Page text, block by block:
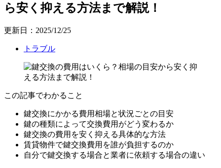
ら安く抑える方法まで解説！
更新日：2025/12/25
トラブル
この記事でわかること
鍵交換にかかる費用相場と状況ごとの目安
鍵の種類によって交換費用がどう変わるか
鍵交換の費用を安く抑える具体的な方法
賃貸物件で鍵交換費用を誰が負担するのか
自分で鍵交換する場合と業者に依頼する場合の違い